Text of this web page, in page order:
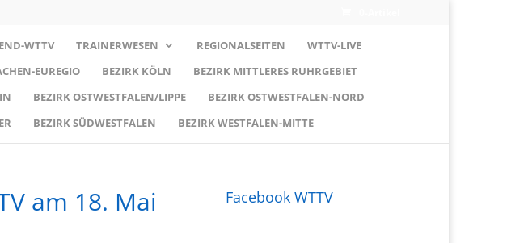
WTTV TRAINERWESEN REGIONALSEITEN
WTTV-LIVE
EUREGIO BEZIRK KÖLN
BEZIRK MITTLERES RUHRGEBIET
BEZIRK OSTWESTFALEN/LIPPE
BEZIRK OSTWESTFALEN-NORD
BEZIRK SÜDWESTFALEN BEZIRK WESTFALEN-MITTE
am 18. Mai Facebook WTTV